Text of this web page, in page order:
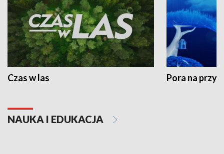
Czas w las Pora na
NAUKA I EDUKACJA